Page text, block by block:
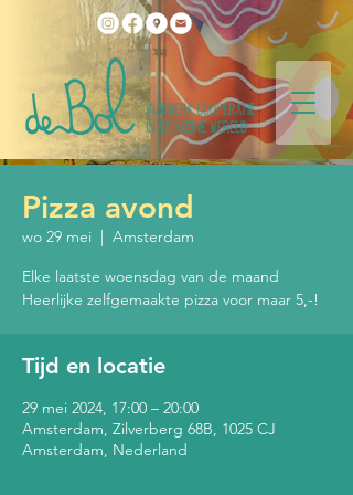
Pizza avond
wo 29 mei
  |
Amsterdam
Elke laatste woensdag van de maand
Heerlijke zelfgemaakte pizza voor maar 5,-!
Tijd en locatie
29 mei 2024, 17:00 – 20:00
Amsterdam, Zilverberg 68B, 1025 CJ
Amsterdam, Nederland